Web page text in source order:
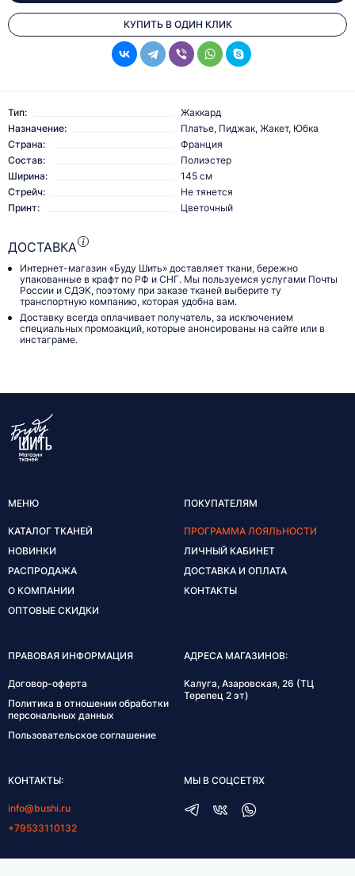
КУПИТЬ В ОДИН КЛИК
Тип:
Жаккард
Назначение:
Платье, Пиджак, Жакет, Юбка
Страна:
Франция
Состав:
Полиэстер
Ширина:
145 см
Стрейч:
Не тянется
Принт:
Цветочный
ДОСТАВКА
Интернет-магазин «Буду Шить» доставляет ткани, бережно
упакованные в крафт по РФ и СНГ. Мы пользуемся услугами Почты
России и СДЭК, поэтому при заказе тканей выберите ту
транспортную компанию, которая удобна вам.
Доставку всегда оплачивает получатель, за исключением
специальных промоакций, которые анонсированы на сайте или в
инстаграме.
МЕНЮ
КАТАЛОГ ТКАНЕЙ
НОВИНКИ
РАСПРОДАЖА
О КОМПАНИИ
ОПТОВЫЕ СКИДКИ
ПОКУПАТЕЛЯМ
ПРОГРАММА ЛОЯЛЬНОСТИ
ЛИЧНЫЙ КАБИНЕТ
ДОСТАВКА И ОПЛАТА
КОНТАКТЫ
ПРАВОВАЯ ИНФОРМАЦИЯ
Договор-оферта
Политика в отношении обработки
персональных данных
Пользовательское соглашение
АДРЕСА МАГАЗИНОВ:
Калуга, Азаровская, 26 (ТЦ
Терепец 2 эт)
КОНТАКТЫ:
info@bushi.ru
+79533110132
МЫ В СОЦСЕТЯХ